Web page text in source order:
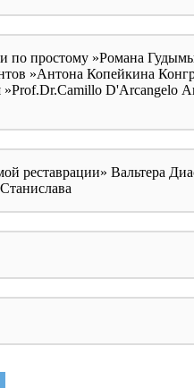
по простому »Романа
»Антона Копейкина
D'Arcangelo
реставрации» Вальтера